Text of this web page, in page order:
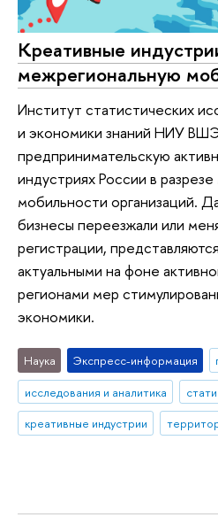
Креативные
межрегиональную
Институт статистических
и экономики знаний НИУ
предпринимательскую
индустриях России в
мобильности организаций.
бизнесы переезжали или
регистрации,
актуальными на фоне
регионами мер
экономики.
Наука Экспресс-информация
исследования и аналитика
креативные индустрии